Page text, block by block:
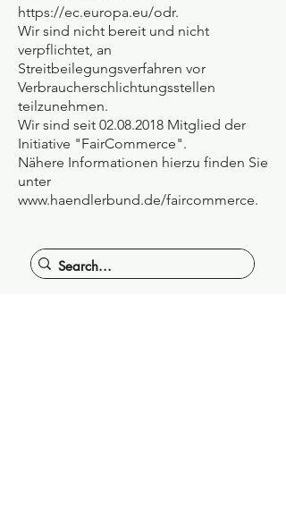
https://ec.europa.eu/odr.
Wir sind nicht bereit und nicht
verpflichtet, an
Streitbeilegungsverfahren vor
Verbraucherschlichtungsstellen
teilzunehmen.
Wir sind seit 02.08.2018 Mitglied der
Initiative "FairCommerce".
Nähere Informationen hierzu finden Sie
unter
www.haendlerbund.de/faircommerce.